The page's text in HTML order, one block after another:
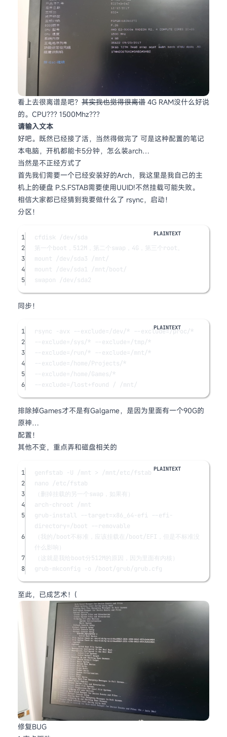
看上去很离谱是吧？ 其实我也觉得很离谱 4G RAM没什么好说
的。CPU??? 1500Mhz???
请输入文本
好吧。既然已经接了活，当然得做完了 可是这种配置的笔记
本电脑，开机都能卡5分钟，怎么装arch…
当然是不正经方式了
首先我们需要一个已经安装好的Arch，我这里是我自己的主
机上的硬盘 P.S.FSTAB需要使用UUID!不然挂载可能失败。
相信大家都已经猜到我要做什么了 rsync，启动！
分区！
1
cfdisk /dev/sda
2
第一个boot，512M，第二个swap，4G，第三个root。
3
mount /dev/sda3 /mnt/
4
mount /dev/sda1 /mnt/boot/
5
swapon /dev/sda2
同步！
1
rsync -avx --exclude=/dev/* --exclude=/proc/*
2
--exclude=/sys/* --exclude=/tmp/*
3
--exclude=/run/* --exclude=/mnt/*
4
--exclude=/home/Projects/*
5
--exclude=/home/Games/*
6
--exclude=/lost+found / /mnt/
排除掉Games才不是有Galgame，是因为里面有一个90G的
原神…
配置！
其他不变，重点弄和磁盘相关的
1
genfstab -U /mnt > /mnt/etc/fstab
2
nano /etc/fstab
3
（删掉挂载的另一个swap，如果有）
4
arch-chroot /mnt
5
grub-install --target=x86_64-efi --efi-
directory=/boot --removable
6
（我的/boot不标准，应该挂载在/boot/EFI，但是不标准没
什么影响）
7
（这就是我给boot分512M的原因，因为里面有内核）
8
grub-mkconfig -o /boot/grub/grub.cfg
至此，已成艺术！(
修复BUG